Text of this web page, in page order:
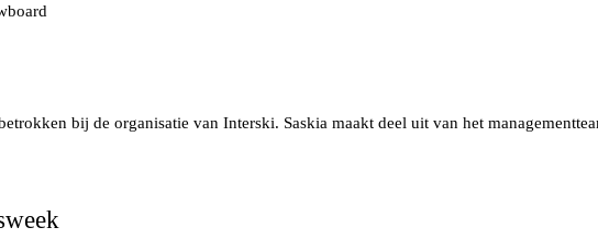
bij de organisatie van Interski. Saskia maakt deel uit van het